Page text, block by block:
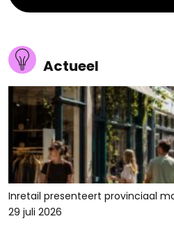
Actueel
Inretail presenteert provinciaal
29 juli 2026